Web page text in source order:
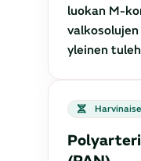
luokan M-
yleinen